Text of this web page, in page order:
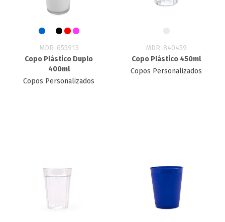
MDR-655913
Copo Plástico Duplo
400ml
Copos Personalizados
MDR-840459
Copo Plástico 450ml
Copos Personalizados